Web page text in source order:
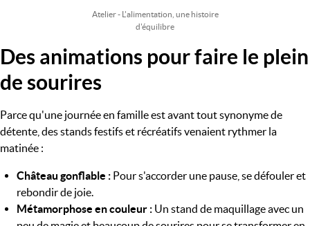
Atelier - L'alimentation, une histoire
d'équilibre
Titre
Des animations pour faire le plein
de sourires
Parce qu'une journée en famille est avant tout synonyme de
détente, des stands festifs et récréatifs venaient rythmer la
matinée :
Château gonflable : Pour s'accorder une pause, se défouler et
rebondir de joie.
Métamorphose en couleur : Un stand de maquillage avec un